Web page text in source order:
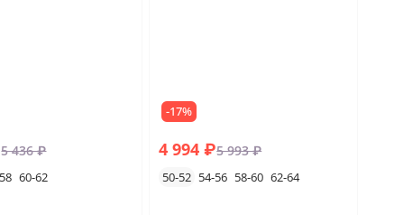
5 436 ₽
60-62
-17%
4 994 ₽5 993 ₽
50-52 54-56 58-60 62-64